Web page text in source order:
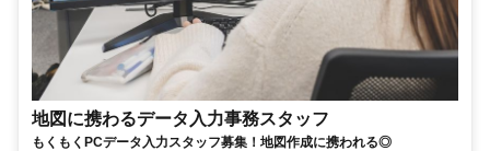
地図に携わるデータ入力事務スタッフ
もくもくPCデータ入力スタッフ募集！地図作成に携われる◎